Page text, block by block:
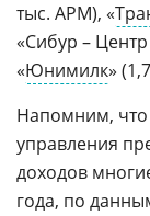
тыс. АРМ), «
«Сибур –
«Юнимилк»
Напомним, что
управления
доходов
года, по